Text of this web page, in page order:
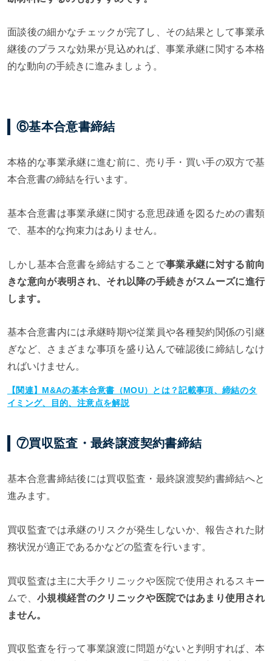
面談後の細かなチェックが完了し、その結果として事業承
継後のプラスな効果が見込めれば、事業承継に関する本格
的な動向の手続きに進みましょう。
⑥基本合意書締結
本格的な事業承継に進む前に、売り手・買い手の双方で基
本合意書の締結を行います。
基本合意書は事業承継に関する意思疎通を図るための書類
で、基本的な拘束力はありません。
しかし基本合意書を締結することで事業承継に対する前向
きな意向が表明され、それ以降の手続きがスムーズに進行
します。
基本合意書内には承継時期や従業員や各種契約関係の引継
ぎなど、さまざまな事項を盛り込んで確認後に締結しなけ
ればいけません。
【関連】M&Aの基本合意書（MOU）とは？記載事項、締結のタ
イミング、目的、注意点を解説
⑦買収監査・最終譲渡契約書締結
基本合意書締結後には買収監査・最終譲渡契約書締結へと
進みます。
買収監査では承継のリスクが発生しないか、報告された財
務状況が適正であるかなどの監査を行います。
買収監査は主に大手クリニックや医院で使用されるスキー
ムで、 小規模経営のクリニックや医院ではあまり使用され
ません。
買収監査を行って事業譲渡に問題がないと判明すれば、本